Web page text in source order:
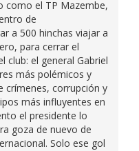
como el TP Mazembe,
de
a 500 hinchas viajar a
para cerrar el
club: el general Gabriel
más polémicos y
crímenes, corrupción y
más influyentes en
el presidente lo
goza de nuevo de
Solo ese gol